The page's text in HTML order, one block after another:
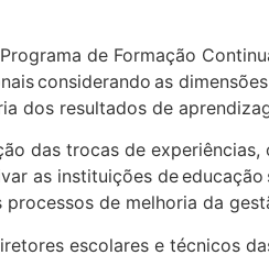
de Formação
considerando as
dos resultados de
das trocas de
as instituições de
de melhoria da
escolares e técnicos